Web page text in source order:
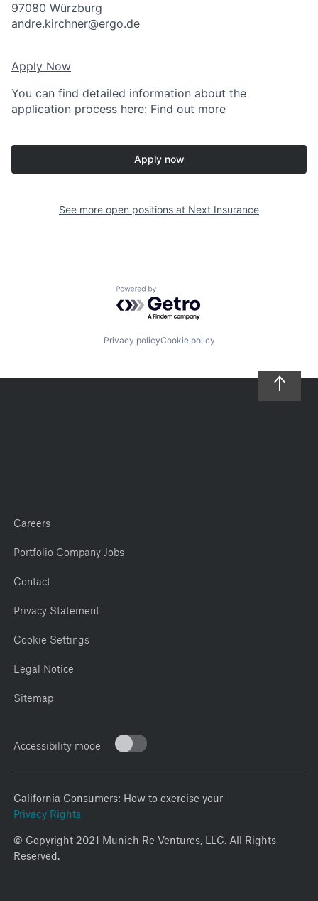
97080 Würzburg
andre.kirchner@ergo.de
Apply Now
You can find detailed information about the
application process here: Find out more
Apply now
See more open positions at Next Insurance
Powered by Getro.com
Privacy policyCookie policy
Careers
Portfolio Company Jobs
Contact
Privacy Statement
Cookie Settings
Legal Notice
Sitemap
Accessibility mode
California Consumers: How to exercise your
Privacy Rights
© Copyright 2021 Munich Re Ventures, LLC. All Rights
Reserved.